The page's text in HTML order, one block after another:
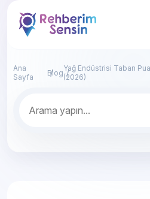
Ana
Sayfa
BlogYağ Endüstrisi Taban
(2026)